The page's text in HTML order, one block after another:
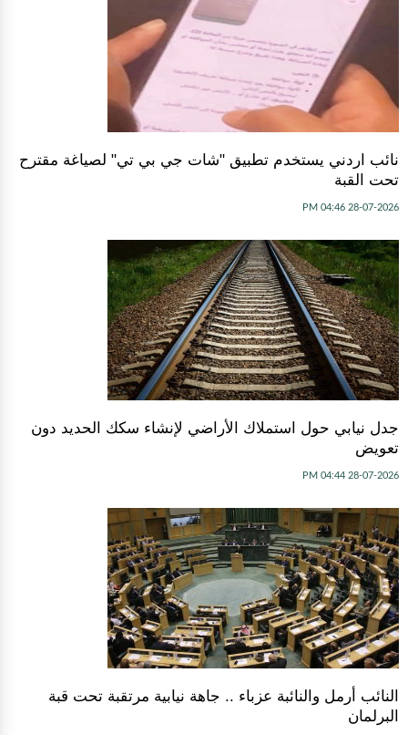
نائب اردني يستخدم تطبيق "شات جي بي تي" لصياغة مقترح
تحت القبة
28-07-2026 04:46 PM
جدل نيابي حول استملاك الأراضي لإنشاء سكك الحديد دون
تعويض
28-07-2026 04:44 PM
النائب أرمل والنائبة عزباء .. جاهة نيابية مرتقبة تحت قبة
البرلمان